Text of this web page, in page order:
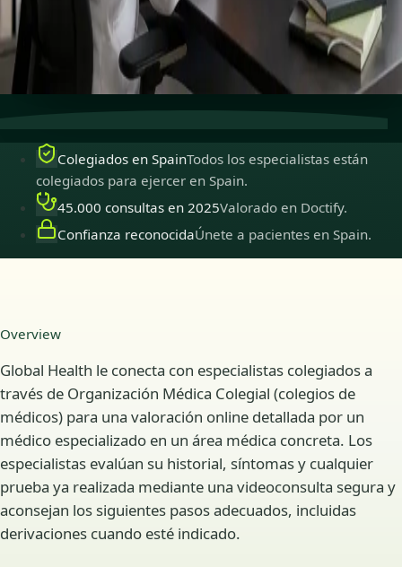
Colegiados en Spain
Médicos colegiados para ejercer
en Spain.
Consultas segurasPrivadas, confidenciales y fáciles de
Colegiados en SpainTodos los especialistas están
colegiados para ejercer en Spain.
45.000 consultas en 2025Valorado en Doctify.
Confianza reconocidaÚnete a pacientes en Spain.
Overview
Global Health le conecta con especialistas colegiados a
través de Organización Médica Colegial (colegios de
médicos) para una valoración online detallada por un
médico especializado en un área médica concreta. Los
especialistas evalúan su historial, síntomas y cualquier
prueba ya realizada mediante una videoconsulta segura y
aconsejan los siguientes pasos adecuados, incluidas
derivaciones cuando esté indicado.